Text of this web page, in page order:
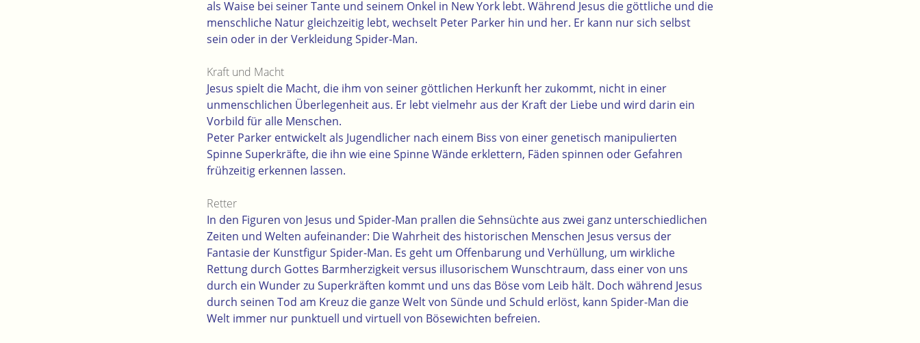
als Waise bei seiner Tante und seinem Onkel in New York lebt. Während Jesus die göttliche und die
menschliche Natur gleichzeitig lebt, wechselt Peter Parker hin und her. Er kann nur sich selbst
sein oder in der Verkleidung Spider-Man.
Kraft und Macht
Jesus spielt die Macht, die ihm von seiner göttlichen Herkunft her zukommt, nicht in einer
unmenschlichen Überlegenheit aus. Er lebt vielmehr aus der Kraft der Liebe und wird darin ein
Vorbild für alle Menschen.
Peter Parker entwickelt als Jugendlicher nach einem Biss von einer genetisch manipulierten
Spinne Superkräfte, die ihn wie eine Spinne Wände erklettern, Fäden spinnen oder Gefahren
frühzeitig erkennen lassen.
Retter
In den Figuren von Jesus und Spider-Man prallen die Sehnsüchte aus zwei ganz unterschiedlichen
Zeiten und Welten aufeinander: Die Wahrheit des historischen Menschen Jesus versus der
Fantasie der Kunstfigur Spider-Man. Es geht um Offenbarung und Verhüllung, um wirkliche
Rettung durch Gottes Barmherzigkeit versus illusorischem Wunschtraum, dass einer von uns
durch ein Wunder zu Superkräften kommt und uns das Böse vom Leib hält. Doch während Jesus
durch seinen Tod am Kreuz die ganze Welt von Sünde und Schuld erlöst, kann Spider-Man die
Welt immer nur punktuell und virtuell von Bösewichten befreien.